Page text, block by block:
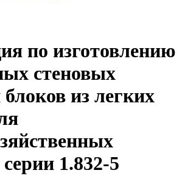
по изготовлению
стеновых
из легких
1.832-5